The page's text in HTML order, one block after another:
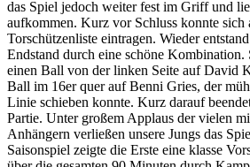
das Spiel jedoch weiter fest im Griff und
aufkommen. Kurz vor Schluss konnte
Torschützenliste eintragen. Wieder
Endstand durch eine schöne Kombination.
einen Ball von der linken Seite auf David
Ball im 16er quer auf Benni Gries, der
Linie schieben konnte. Kurz darauf
Partie. Unter großem Applaus der vielen
Anhängern verließen unsere Jungs das
Saisonspiel zeigte die Erste eine klasse